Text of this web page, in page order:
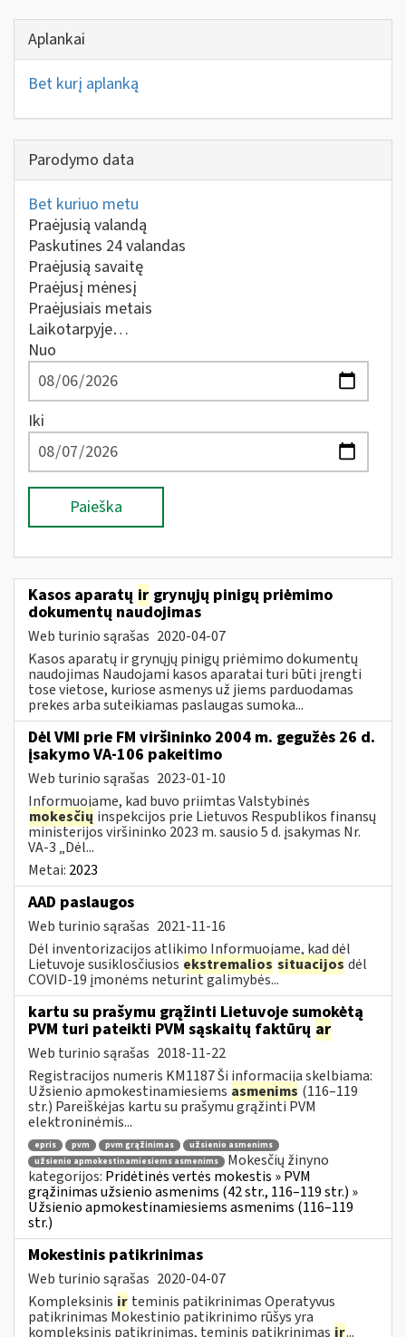
Aplankai
Bet kurį aplanką
Parodymo data
Bet kuriuo metu
Praėjusią valandą
Paskutines 24 valandas
Praėjusią savaitę
Praėjusį mėnesį
Praėjusiais metais
Laikotarpyje…
Nuo
Iki
Paieška
Kasos aparatų ir grynųjų pinigų priėmimo
dokumentų naudojimas
Web turinio sąrašas 2020-04-07
Kasos aparatų ir grynųjų pinigų priėmimo dokumentų
naudojimas Naudojami kasos aparatai turi būti įrengti
tose vietose, kuriose asmenys už jiems parduodamas
prekes arba suteikiamas paslaugas sumoka...
Dėl VMI prie FM viršininko 2004 m. gegužės 26 d.
įsakymo VA-106 pakeitimo
Web turinio sąrašas 2023-01-10
Informuojame, kad buvo priimtas Valstybinės
mokesčių inspekcijos prie Lietuvos Respublikos finansų
ministerijos viršininko 2023 m. sausio 5 d. įsakymas Nr.
VA-3 „Dėl...
Metai: 2023
AAD paslaugos
Web turinio sąrašas 2021-11-16
Dėl inventorizacijos atlikimo Informuojame, kad dėl
Lietuvoje susiklosčiusios ekstremalios situacijos dėl
COVID-19 įmonėms neturint galimybės...
kartu su prašymu grąžinti Lietuvoje sumokėtą
PVM turi pateikti PVM sąskaitų faktūrų ar
Web turinio sąrašas 2018-11-22
Registracijos numeris KM1187 Ši informacija skelbiama:
Užsienio apmokestinamiesiems asmenims (116–119
str.) Pareiškėjas kartu su prašymu grąžinti PVM
elektroninėmis...
epris pvm pvm grąžinimas
užsienio asmenims
užsienio apmokestinamiesiems asmenims
Mokesčių žinyno
kategorijos: Pridėtinės vertės mokestis » PVM
grąžinimas užsienio asmenims (42 str., 116–119 str.) »
Užsienio apmokestinamiesiems asmenims (116–119
str.)
Mokestinis patikrinimas
Web turinio sąrašas 2020-04-07
Kompleksinis ir teminis patikrinimas Operatyvus
patikrinimas Mokestinio patikrinimo rūšys yra
kompleksinis patikrinimas, teminis patikrinimas ir...